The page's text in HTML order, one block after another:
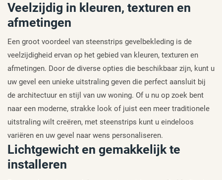
Veelzijdig in kleuren, texturen en
afmetingen
Een groot voordeel van steenstrips gevelbekleding is de
veelzijdigheid ervan op het gebied van kleuren, texturen en
afmetingen. Door de diverse opties die beschikbaar zijn, kunt u
uw gevel een unieke uitstraling geven die perfect aansluit bij
de architectuur en stijl van uw woning. Of u nu op zoek bent
naar een moderne, strakke look of juist een meer traditionele
uitstraling wilt creëren, met steenstrips kunt u eindeloos
variëren en uw gevel naar wens personaliseren.
Lichtgewicht en gemakkelijk te
installeren